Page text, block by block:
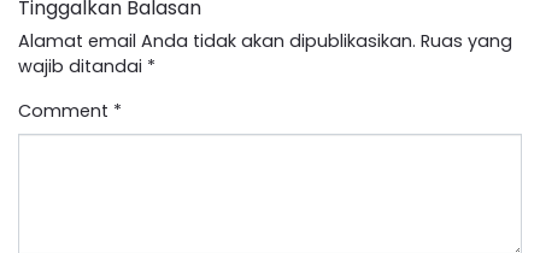
Tinggalkan Balasan
Alamat email Anda tidak akan dipublikasikan. Ruas yang
wajib ditandai *
Comment *